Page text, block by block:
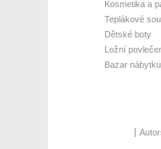
Kosmetika a
Teplákové
Dětské boty
Ložní
Bazar nábytku